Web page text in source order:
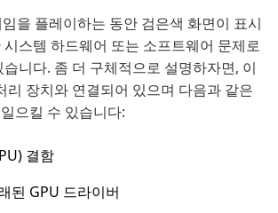
을 플레이하는 동안 검은색 화면이 표시
스템 하드웨어 또는 소프트웨어 문제로
니다. 좀 더 구체적으로 설명하자면, 이
리 장치와 연결되어 있으며 다음과 같은
으킬 수 있습니다:
결함
된 GPU 드라이버